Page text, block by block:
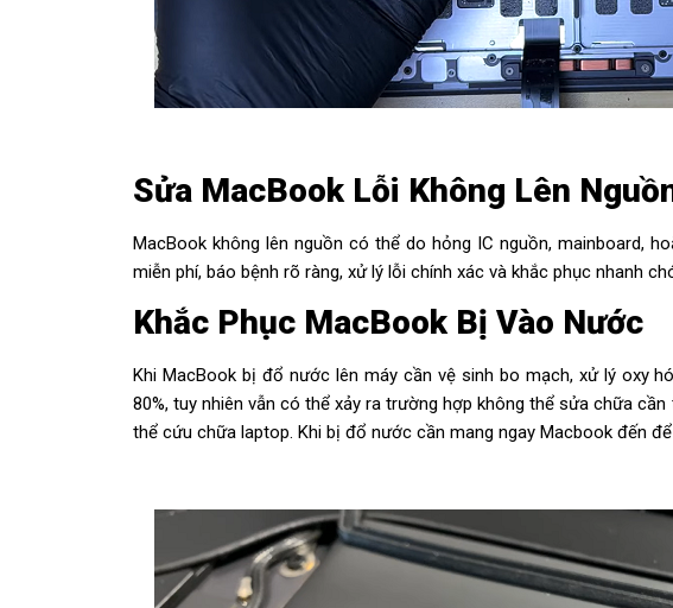
Sửa MacBook Lỗi Không Lên
MacBook không lên nguồn có thể do hỏng IC nguồn, mainboard,
miễn phí, báo bệnh rõ ràng, xử lý lỗi chính xác và khắc phục nhanh
Khắc Phục MacBook Bị Vào Nước
Khi MacBook bị đổ nước lên máy cần vệ sinh bo mạch, xử lý oxy
80%, tuy nhiên vẫn có thể xảy ra trường hợp không thể sửa chữa
thể cứu chữa laptop. Khi bị đổ nước cần mang ngay Macbook đến để